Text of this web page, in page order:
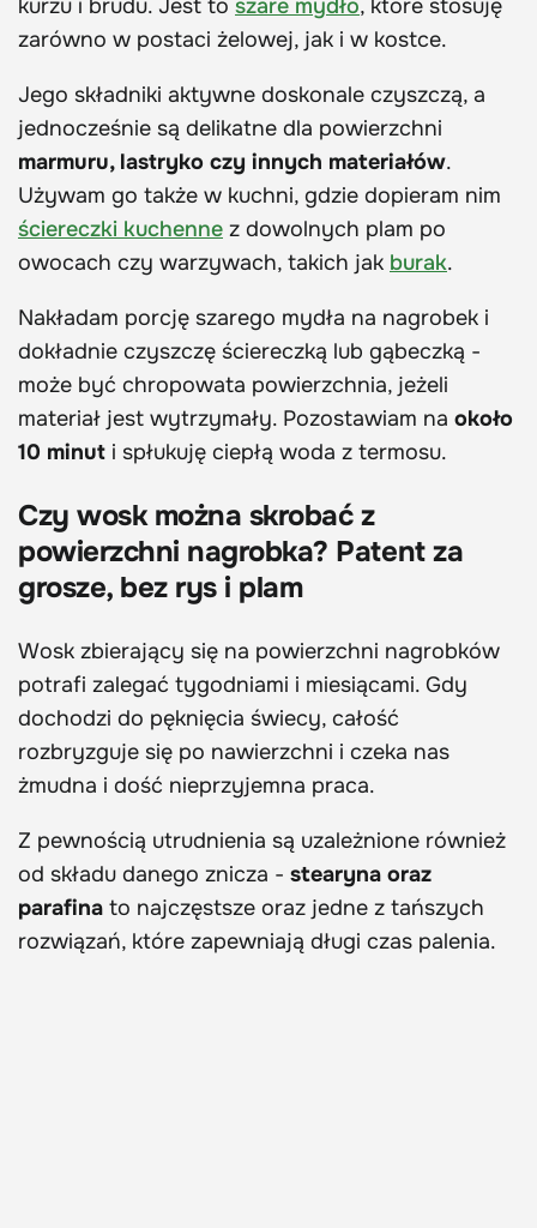
kurzu i brudu. Jest to szare mydło, które stosuję
zarówno w postaci żelowej, jak i w kostce.
Jego składniki aktywne doskonale czyszczą, a
jednocześnie są delikatne dla powierzchni
marmuru, lastryko czy innych materiałów.
Używam go także w kuchni, gdzie dopieram nim
ściereczki kuchenne z dowolnych plam po
owocach czy warzywach, takich jak burak.
Nakładam porcję szarego mydła na nagrobek i
dokładnie czyszczę ściereczką lub gąbeczką -
może być chropowata powierzchnia, jeżeli
materiał jest wytrzymały. Pozostawiam na około
10 minut i spłukuję ciepłą woda z termosu.
Czy wosk można skrobać z
powierzchni nagrobka? Patent za
grosze, bez rys i plam
Wosk zbierający się na powierzchni nagrobków
potrafi zalegać tygodniami i miesiącami. Gdy
dochodzi do pęknięcia świecy, całość
rozbryzguje się po nawierzchni i czeka nas
żmudna i dość nieprzyjemna praca.
Z pewnością utrudnienia są uzależnione również
od składu danego znicza - stearyna oraz
parafina to najczęstsze oraz jedne z tańszych
rozwiązań, które zapewniają długi czas palenia.